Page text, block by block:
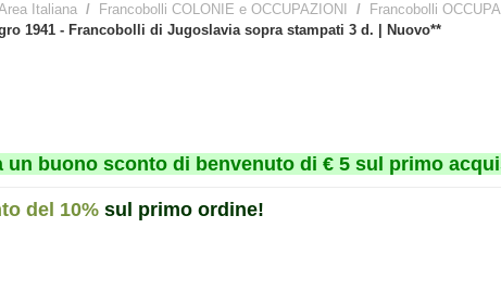
Italiana / Francobolli COLONIE e OCCUPAZIONI / Francobolli
1941 - Francobolli di Jugoslavia sopra stampati 3 d. | Nuovo**
buono sconto di benvenuto di € 5 sul primo
del 10% sul primo ordine!